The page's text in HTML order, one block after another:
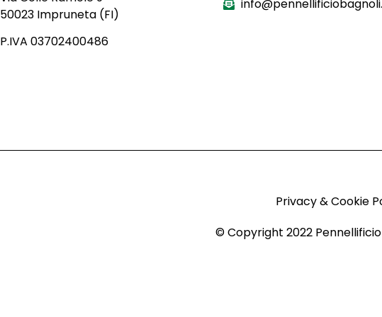
50023 Impruneta (FI)
P.IVA 03702400486
Privacy & Cookie
© Copyright 2022